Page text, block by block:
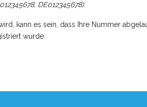
DE012345678).
kann es sein, dass Ihre Nummer
wurde.